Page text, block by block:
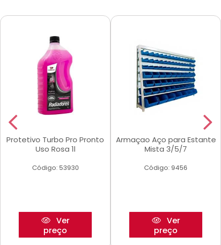
Protetivo Turbo Pro Pronto
Uso Rosa 1l
Código: 53930
Ver
preço
Armaçao Aço para Estante
Mista 3/5/7
Código: 9456
Ver
preço